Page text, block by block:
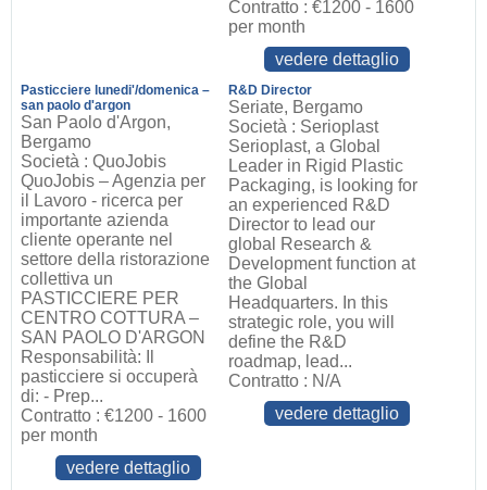
Contratto : €1200 - 1600
per month
vedere dettaglio
Pasticciere lunedi'/domenica –
san paolo d'argon
San Paolo d'Argon,
Bergamo
Società : QuoJobis
QuoJobis – Agenzia per
il Lavoro - ricerca per
importante azienda
cliente operante nel
settore della ristorazione
collettiva un
PASTICCIERE PER
CENTRO COTTURA –
SAN PAOLO D'ARGON
Responsabilità: Il
pasticciere si occuperà
di: - Prep...
Contratto : €1200 - 1600
per month
vedere dettaglio
R&D Director
Seriate, Bergamo
Società : Serioplast
Serioplast, a Global
Leader in Rigid Plastic
Packaging, is looking for
an experienced R&D
Director to lead our
global Research &
Development function at
the Global
Headquarters. In this
strategic role, you will
define the R&D
roadmap, lead...
Contratto : N/A
vedere dettaglio